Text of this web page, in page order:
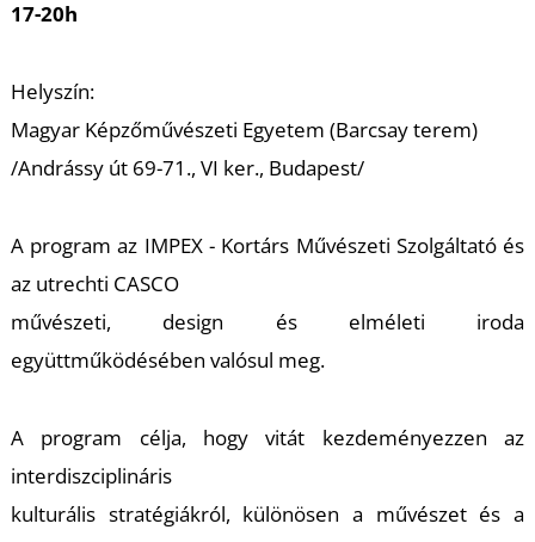
17-20h
Helyszín:
Magyar Képzőművészeti Egyetem (Barcsay terem)
/Andrássy út 69-71., VI ker., Budapest/
A program az IMPEX - Kortárs Művészeti Szolgáltató és
az utrechti CASCO
művészeti, design és elméleti iroda
együttműködésében valósul meg.
A program célja, hogy vitát kezdeményezzen az
interdiszciplináris
kulturális stratégiákról, különösen a művészet és a